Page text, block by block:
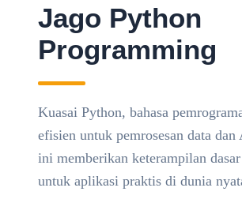
Jago Python
Programming
Kuasai Python, bahasa
efisien untuk pemrosesan data
ini memberikan keterampilan
untuk aplikasi praktis di dunia